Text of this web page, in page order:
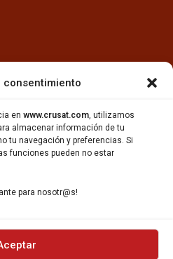
consentimiento
en www.crusat.com, utilizamos
almacenar información de tu
tu navegación y preferencias. Si
funciones pueden no estar
para nosotr@s!